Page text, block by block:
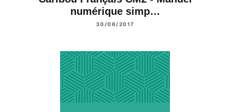
numérique simp…
30/06/2017